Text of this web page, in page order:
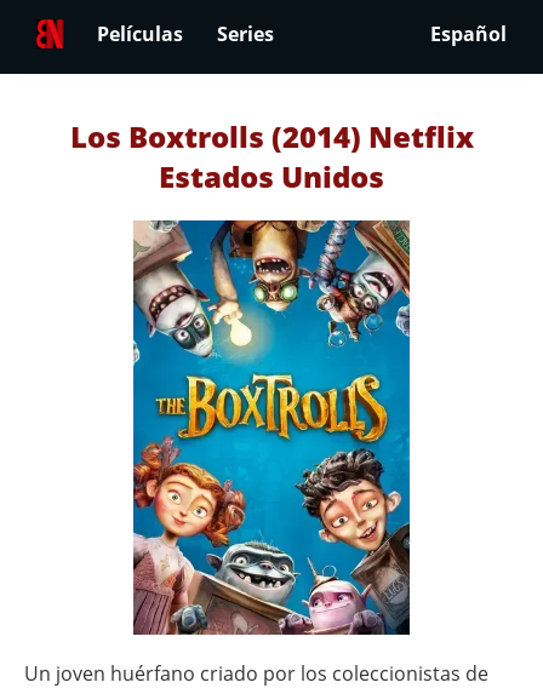
Películas Series Español
Los Boxtrolls (2014) Netflix
Estados Unidos
Un joven huérfano criado por los coleccionistas de